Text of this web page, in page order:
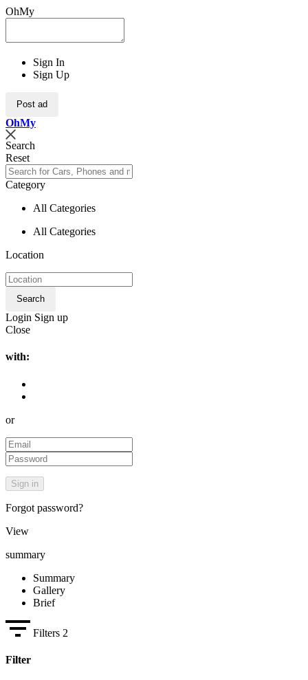
OhMy
Sign In
Sign Up
Post ad
OhMy
Search
Reset
Category
All Categories
All Categories
Location
Search
Login Sign up
Close
with:
or
Forgot password?
View
summary
Summary
Gallery
Brief
Filters 2
Filter